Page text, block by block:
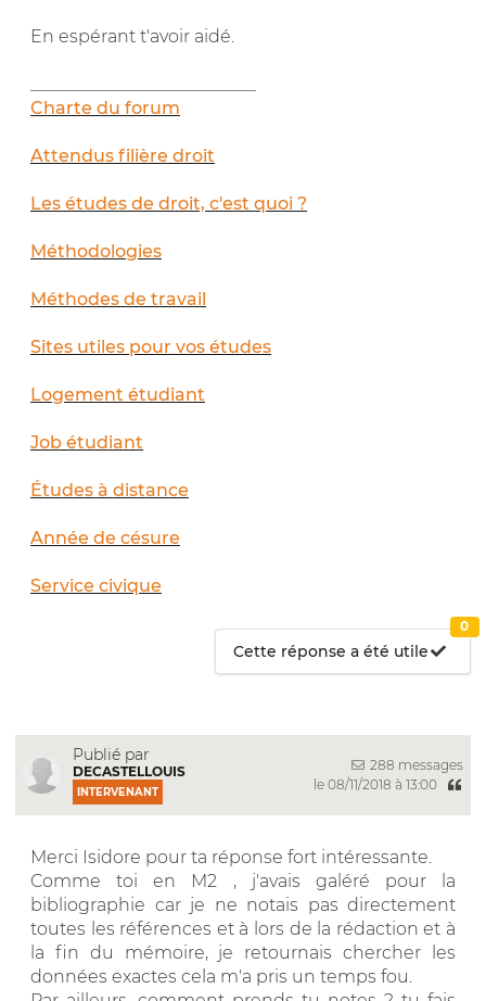
En espérant t'avoir aidé.
Charte du forum
Attendus filière droit
Les études de droit, c'est quoi ?
Méthodologies
Méthodes de travail
Sites utiles pour vos études
Logement étudiant
Job étudiant
Études à distance
Année de césure
Service civique
Cette réponse a été utile
0
Publié par
DECASTELLOUIS
INTERVENANT
288 messages
le 08/11/2018 à 13:00
Merci Isidore pour ta réponse fort intéressante.
Comme toi en M2 , j'avais galéré pour la
bibliographie car je ne notais pas directement
toutes les références et à lors de la rédaction et à
la fin du mémoire, je retournais chercher les
données exactes cela m'a pris un temps fou.